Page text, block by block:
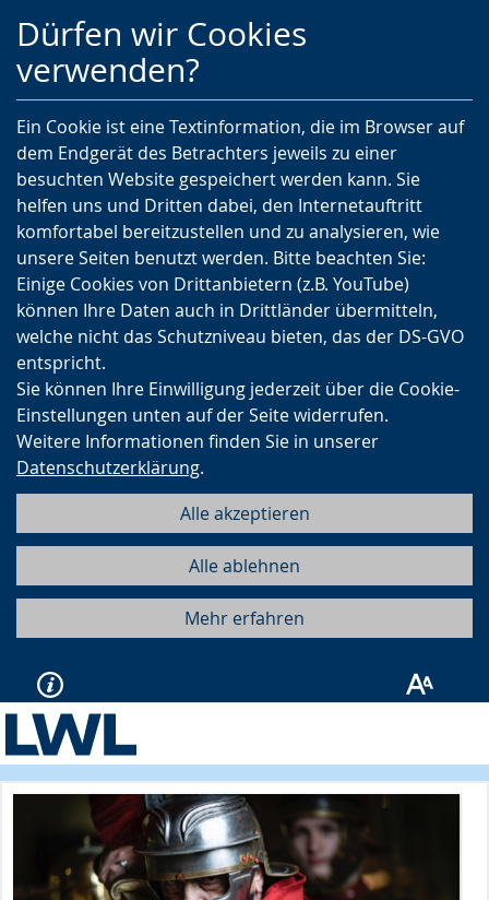
Zur
Zur
Zum
Dürfen wir Cookies
verwenden?
Ein Cookie ist eine Textinformation, die im Browser auf
dem Endgerät des Betrachters jeweils zu einer
besuchten Website gespeichert werden kann. Sie
helfen uns und Dritten dabei, den Internetauftritt
komfortabel bereitzustellen und zu analysieren, wie
unsere Seiten benutzt werden. Bitte beachten Sie:
Einige Cookies von Drittanbietern (z.B. YouTube)
können Ihre Daten auch in Drittländer übermitteln,
welche nicht das Schutzniveau bieten, das der DS-GVO
entspricht.
Sie können Ihre Einwilligung jederzeit über die Cookie-
Einstellungen unten auf der Seite widerrufen.
Weitere Informationen finden Sie in unserer
Datenschutzerklärung.
Alle akzeptieren
Alle ablehnen
Mehr erfahren